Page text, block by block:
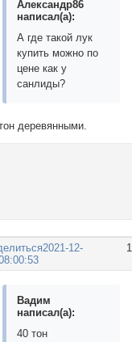
Александр86
написал(а):
А где такой лук
купить можно по
цене как у
санлиды?
деревянными.
2021-12-
Вадим
написал(а):
40 тон